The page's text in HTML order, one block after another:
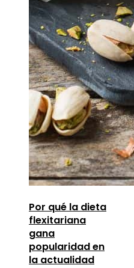
Por qué la dieta
flexitariana
gana
popularidad en
la actualidad